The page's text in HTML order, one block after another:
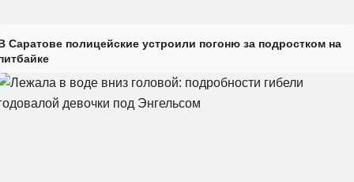
Саратове полицейские устроили погоню за подростком на